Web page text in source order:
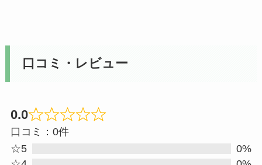
口コミ・レビュー
0.0
Rated
口コミ：0件
☆5
0%